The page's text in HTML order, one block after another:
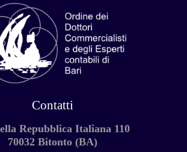
Contatti
Repubblica Italiana 110
70032 Bitonto (BA)